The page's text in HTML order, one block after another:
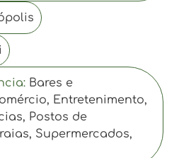
Bares e
Entretenimento,
Postos de
Supermercados,